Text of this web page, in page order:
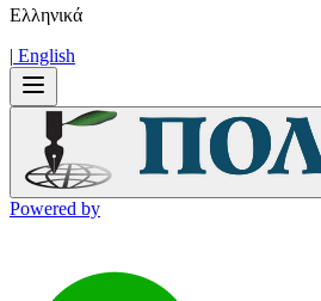
Ελληνικά
| Εnglish
Powered by